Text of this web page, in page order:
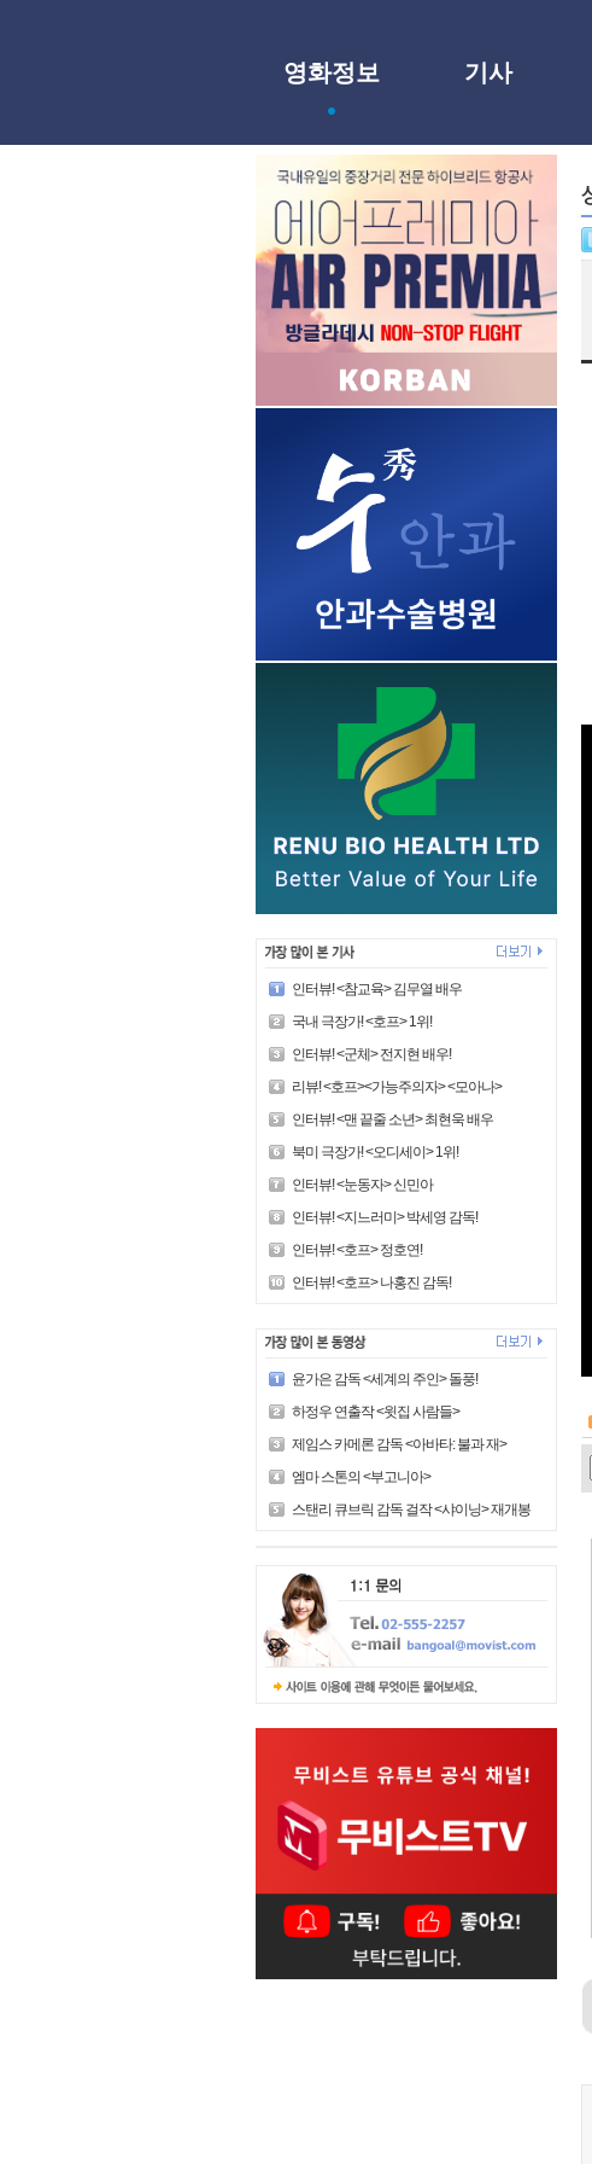
영화정보 기사
인터뷰! <참교육> 김무열 배우
국내 극장가! <호프> 1위!
인터뷰! <군체> 전지현 배우!
리뷰! <호프><가능주의자> <모아나>
인터뷰! <맨 끝줄 소년> 최현욱 배우
북미 극장가! <오디세이> 1위!
인터뷰! <눈동자> 신민아
인터뷰! <지느러미> 박세영 감독!
인터뷰! <호프> 정호연!
인터뷰! <호프> 나홍진 감독!
윤가은 감독 <세계의 주인> 돌풍!
하정우 연출작 <윗집 사람들>
제임스 카메론 감독 <아바타: 불과 재>
엠마 스톤의 <부고니아>
스탠리 큐브릭 감독 걸작 <샤이닝> 재개봉!